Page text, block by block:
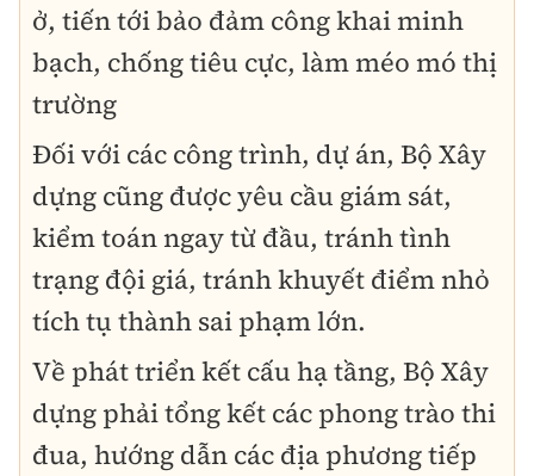
ở, tiến tới bảo đảm công khai minh
bạch, chống tiêu cực, làm méo mó thị
trường
Đối với các công trình, dự án, Bộ Xây
dựng cũng được yêu cầu giám sát,
kiểm toán ngay từ đầu, tránh tình
trạng đội giá, tránh khuyết điểm nhỏ
tích tụ thành sai phạm lớn.
Về phát triển kết cấu hạ tầng, Bộ Xây
dựng phải tổng kết các phong trào thi
đua, hướng dẫn các địa phương tiếp